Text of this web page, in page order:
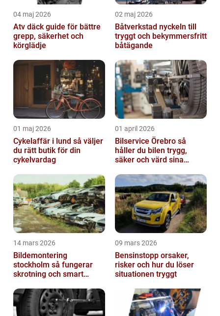
04 maj 2026
Atv däck guide för bättre
grepp, säkerhet och
körglädje
02 maj 2026
Båtverkstad nyckeln till
tryggt och bekymmersfritt
båtägande
01 maj 2026
Cykelaffär i lund så väljer
du rätt butik för din
cykelvardag
01 april 2026
Bilservice Örebro så
håller du bilen trygg,
säker och värd sina
14 mars 2026
Bildemontering
stockholm så fungerar
skrotning och smart
bildelar
09 mars 2026
Bensinstopp orsaker,
risker och hur du löser
situationen tryggt